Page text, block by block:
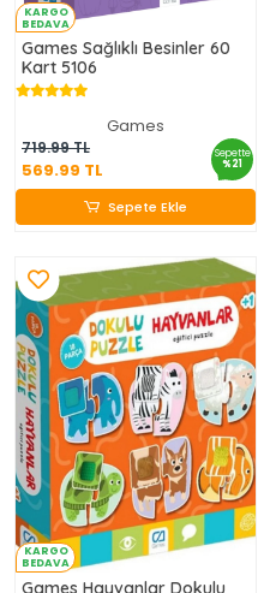
KARGO
BEDAVA
Games Sağlıklı Besinler 60
Kart 5106
Games
719.99 TL
569.99 TL
Sepette
%21
569.99 TL
Sepete Ekle
KARGO
BEDAVA
Games Hayvanlar Dokulu